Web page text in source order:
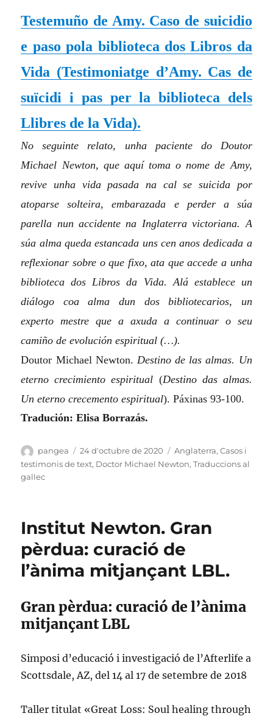
Testemuño de Amy. Caso de suicidio
e paso pola biblioteca dos Libros da
Vida (Testimoniatge d’Amy. Cas de
suïcidi i pas per la biblioteca dels
Llibres de la Vida).
No seguinte relato, unha paciente do Doutor
Michael Newton, que aquí toma o nome de Amy,
revive unha vida pasada na cal se suicida por
atoparse solteira, embarazada e perder a súa
parella nun accidente na Inglaterra victoriana. A
súa alma queda estancada uns cen anos dedicada a
reflexionar sobre o que fixo, ata que accede a unha
biblioteca dos Libros da Vida. Alá establece un
diálogo coa alma dun dos bibliotecarios, un
experto mestre que a axuda a continuar o seu
camiño de evolución espiritual (…).
Doutor Michael Newton. Destino de las almas. Un
eterno crecimiento espiritual (Destino das almas.
Un eterno crecemento espiritual). Páxinas 93-100.
Tradución: Elisa Borrazás.
Autor
pangea
Publicat
el
24 d'octubre de 2020 Categories
Anglaterra,Casos i
testimonis de text, Doctor Michael Newton,Traduccions al
gallec
Institut Newton. Gran
pèrdua: curació de
l’ànima mitjançant LBL.
Gran pèrdua: curació de l’ànima
mitjançant LBL
Simposi d’educació i investigació de l’Afterlife a
Scottsdale, AZ, del 14 al 17 de setembre de 2018
Taller titulat «Great Loss: Soul healing through